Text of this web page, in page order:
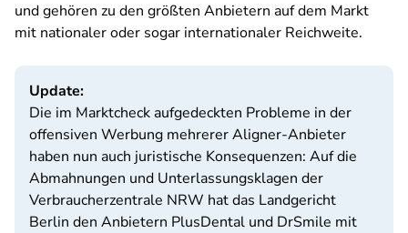
und gehören zu den größten Anbietern auf dem Markt
mit nationaler oder sogar internationaler Reichweite.
Update:
Die im Marktcheck aufgedeckten Probleme in der
offensiven Werbung mehrerer Aligner-Anbieter
haben nun auch juristische Konsequenzen: Auf die
Abmahnungen und Unterlassungsklagen der
Verbraucherzentrale NRW hat das Landgericht
Berlin den Anbietern PlusDental und DrSmile mit